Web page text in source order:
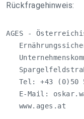
Rückfragehinweis:
AGES -
Tel: +43 (0)50
   E-Mail:
   www.ages.at